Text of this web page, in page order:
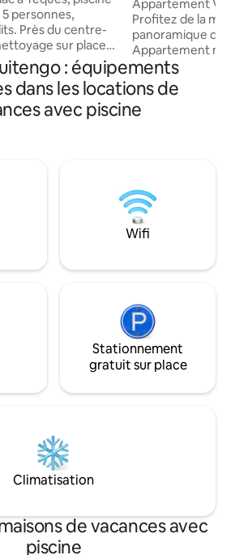
personnes,
Près du centre-
maison
groupe.
levers de soleil
de la maison. Nous
de sport
avec ping-pong,
à cartes et
Appartement
Profitez de la
panoramique de
Appartement
personnes (2
1 lit double) ​✅ Le meilleur : Belle terrasse
panoramique
sur le lac. 📸 🏝️
cuisine délicieuse. ​🚤 Location de
bateaux et
Arrivée 12h00 🕒 Départ 17 h 00 🏢 3e
étage (accès par
: équipements
dans les locations de
avec piscine
Wifi
Stationnement
gratuit sur place
Climatisation
de vacances avec
piscine